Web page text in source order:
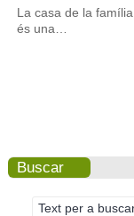
La casa de la
és una…
Buscar